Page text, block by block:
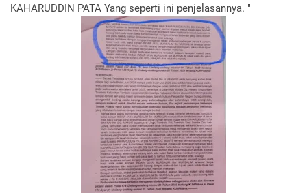
KAHARUDDIN PATA Yang seperti ini penjelasannya. "